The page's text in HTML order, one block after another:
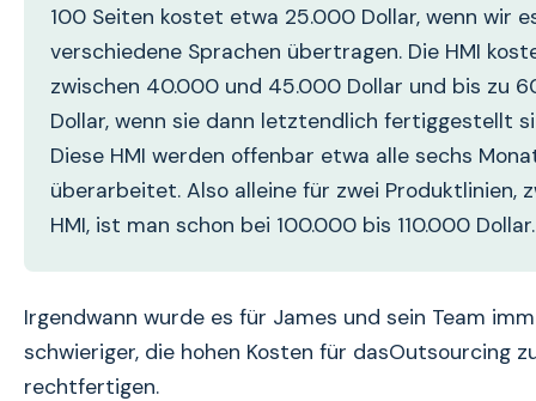
100 Seiten kostet etwa 25.000 Dollar, wenn wir
verschiedene Sprachen übertragen. Die HMI
zwischen 40.000 und 45.000 Dollar und bis zu
Dollar, wenn sie dann letztendlich fertiggestellt
Diese HMI werden offenbar etwa alle sechs
überarbeitet. Also alleine für zwei Produktlinien,
HMI, ist man schon bei 100.000 bis 110.000 Dollar.
Irgendwann wurde es für James und sein Team
schwieriger, die hohen Kosten für dasOutsourcing
rechtfertigen.